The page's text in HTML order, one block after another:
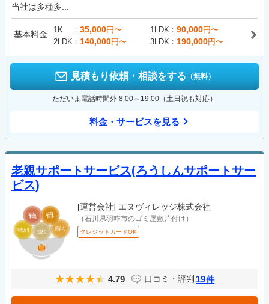
当社は多種多...
基本料金 1K 35,000円〜 1LDK 90,000円〜
2LDK
140,000円〜 3LDK 190,000円〜
見積もり依頼・相談をする （無料）
ただいま電話時間外 8:00～19:00（土日祝も対応）
料金・サービスを見る
老親サポートサービス(ろうしんサポートサー
ビス)
[運営会社] エヌヴィレッジ株式会社
（石川県羽咋市のゴミ屋敷片付け）
クレジットカードOK
4.79 口コミ・評判 19件